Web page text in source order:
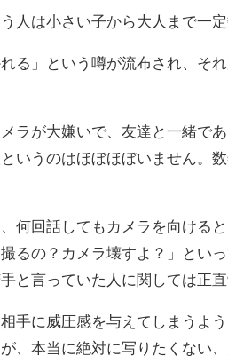
人は小さい子から大人まで一
れる」という噂が流布され、そ
ラが大嫌いで、友達と一緒で
いうのはほぼほぼいません。
何回話してもカメラを向ける
るの？カメラ壊すよ？」とい
と言っていた人に関しては正
手に威圧感を与えてしまうよ
、本当に絶対に写りたくない